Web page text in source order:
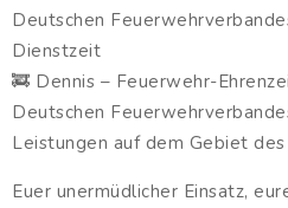
Deutschen
Dienstzeit
🚒 Dennis – Feuerwehr-
Deutschen
Leistungen auf dem Gebiet
Euer unermüdlicher Einsatz,